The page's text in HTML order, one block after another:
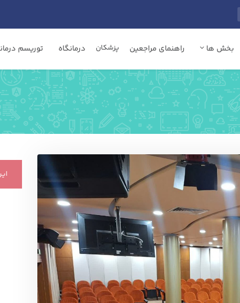
بخش ها راهنمای مراجعین پزشکان درمانگاه توریسم